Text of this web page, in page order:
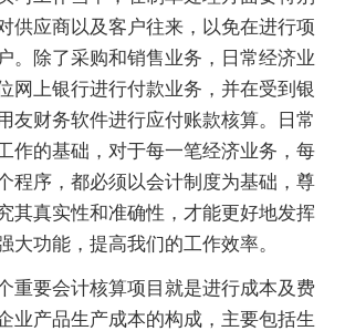
供应商以及客户往来，以免在进行项
。除了采购和销售业务，日常经济业
网上银行进行付款业务，并在受到银
友财务软件进行应付账款核算。日常
作的基础，对于每一笔经济业务，每
程序，都必须以会计制度为基础，尊
其真实性和准确性，才能更好地发挥
大功能，提高我们的工作效率。
重要会计核算项目就是进行成本及费
业产品生产成本的构成，主要包括生